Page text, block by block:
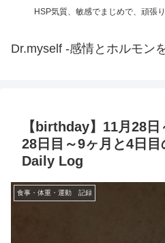
HSP気質、敏感でまじめで、頑張
Dr.myself -感情とホルモン
【birthday】11月28
28日目～9ヶ月と4日
Daily Log
食事・体重・運動 記録